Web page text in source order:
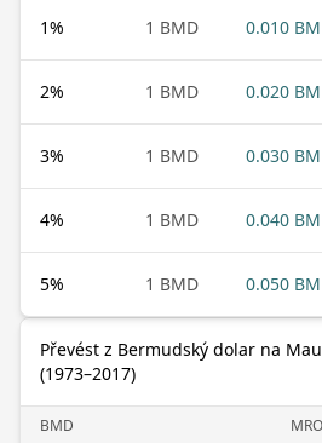
1% 1 BMD 0.010
2% 1 BMD 0.020
3% 1 BMD 0.030
4% 1 BMD 0.040
5% 1 BMD 0.050
Převést z Bermudský dolar na
(1973–2017)
BMD MRO